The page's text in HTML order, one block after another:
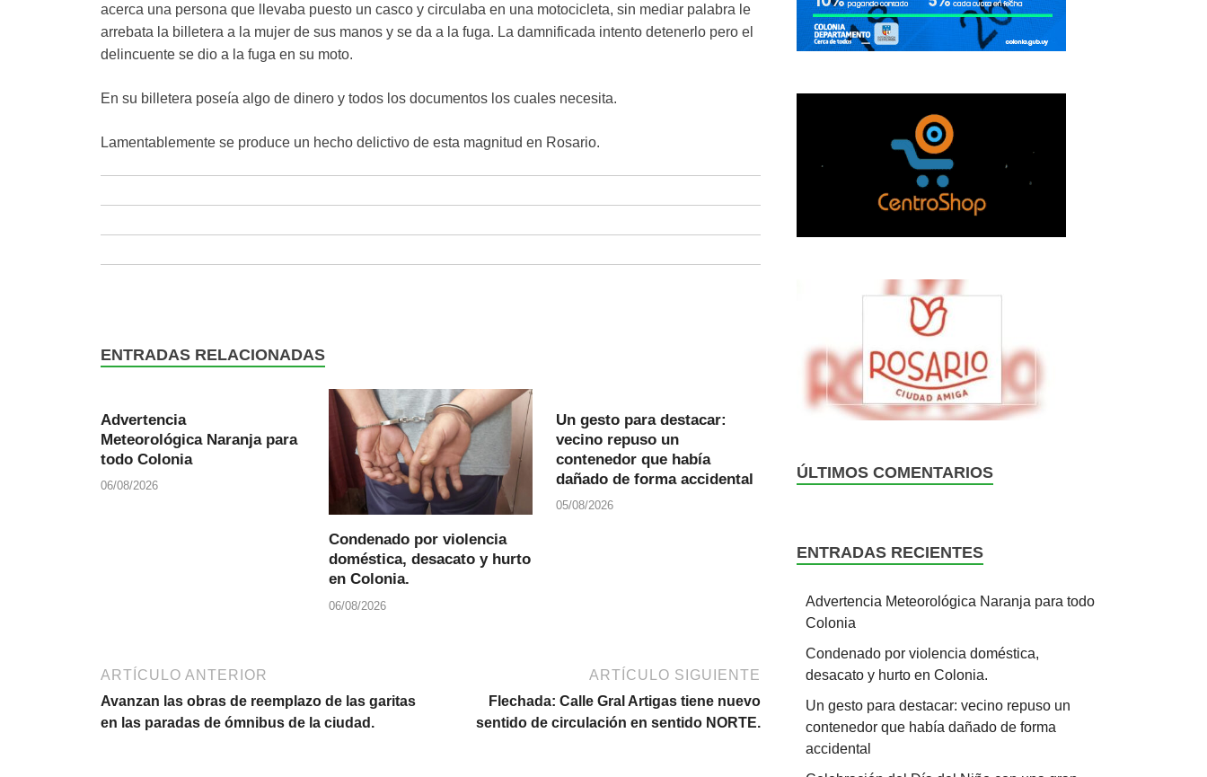
acerca una persona que llevaba puesto un casco y circulaba en una motocicleta, sin mediar palabra le
arrebata la billetera a la mujer de sus manos y se da a la fuga. La damnificada intento detenerlo pero el
delincuente se dio a la fuga en su moto.
En su billetera poseía algo de dinero y todos los documentos los cuales necesita.
Lamentablemente se produce un hecho delictivo de esta magnitud en Rosario.
ENTRADAS RELACIONADAS
Advertencia
Meteorológica Naranja para
todo Colonia
06/08/2026
Condenado por violencia
doméstica, desacato y hurto
en Colonia.
06/08/2026
Un gesto para destacar:
vecino repuso un
contenedor que había
dañado de forma accidental
05/08/2026
ARTÍCULO ANTERIOR
Avanzan las obras de reemplazo de las garitas
en las paradas de ómnibus de la ciudad.
ARTÍCULO SIGUIENTE
Flechada: Calle Gral Artigas tiene nuevo
sentido de circulación en sentido NORTE.
ÚLTIMOS COMENTARIOS
ENTRADAS RECIENTES
Advertencia Meteorológica Naranja para todo
Colonia
Condenado por violencia doméstica,
desacato y hurto en Colonia.
Un gesto para destacar: vecino repuso un
contenedor que había dañado de forma
accidental